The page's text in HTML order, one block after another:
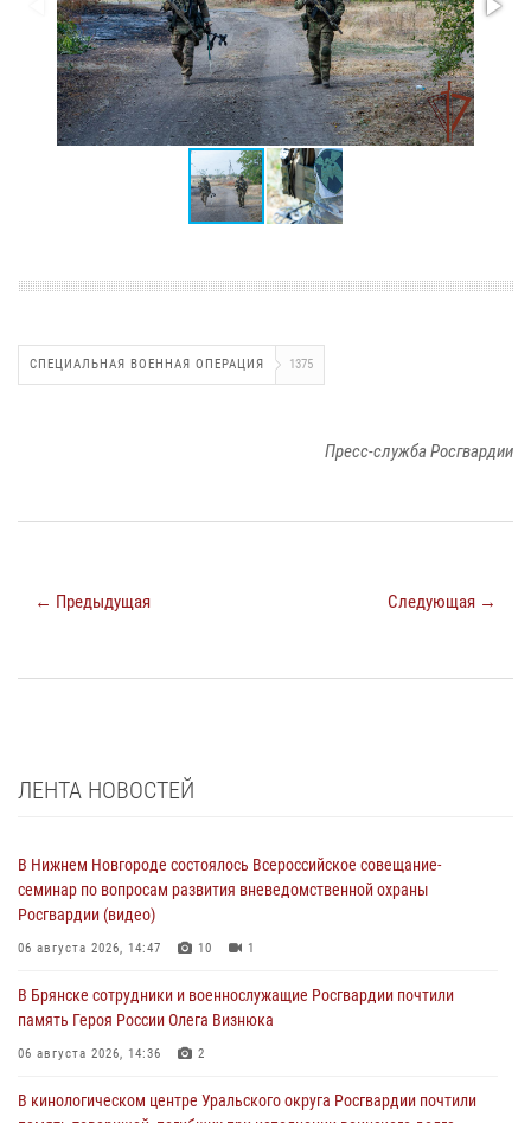
СПЕЦИАЛЬНАЯ ВОЕННАЯ ОПЕРАЦИЯ 1375
Пресс-служба Росгвардии
← Предыдущая Следующая →
ЛЕНТА НОВОСТЕЙ
В Нижнем Новгороде состоялось Всероссийское совещание-
семинар по вопросам развития вневедомственной охраны
Росгвардии (видео)
06 августа 2026, 14:47 10 1
В Брянске сотрудники и военнослужащие Росгвардии почтили
память Героя России Олега Визнюка
06 августа 2026, 14:36 2
В кинологическом центре Уральского округа Росгвардии почтили